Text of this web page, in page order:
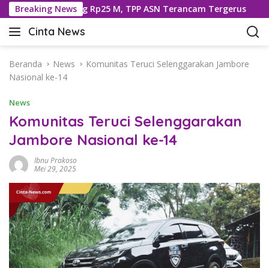
a
Breaking News
Dipotong Rp25 M, TPP ASN Terancam Tergerus
Cinta News
C
n
t
N
e
w
s
K
a
b
a
r
T
e
r
Beranda News
Komunitas Teruci Selenggarakan Jambore
Nasional ke-14
News
Komunitas Teruci Selenggarakan
Jambore Nasional ke-14
Ibnu Prakoso
Mei 29, 2025